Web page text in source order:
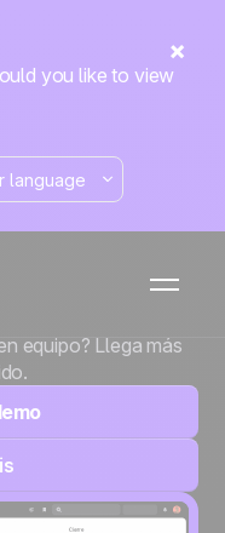
you like to view
de ventas orientada
equipo? Llega más